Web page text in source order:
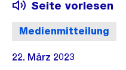
Medienmitteilung
Seite vorlesen
22. März 2023